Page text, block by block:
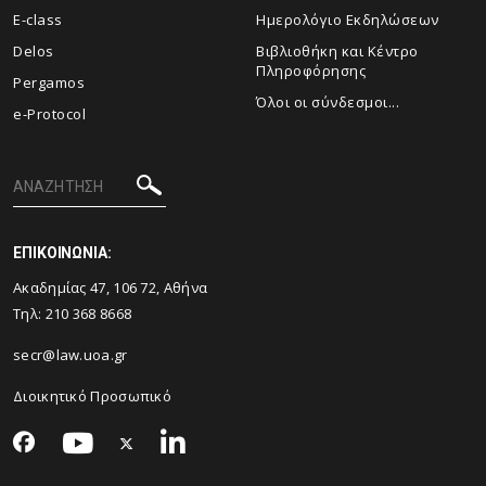
E-class
Delos
Pergamos
e-Protocol
Ημερολόγιο Εκδηλώσεων
Βιβλιοθήκη και Κέντρο
Πληροφόρησης
Όλοι οι σύνδεσμοι...
ΕΠΙΚΟΙΝΩΝΙΑ:
Ακαδημίας 47, 106 72, Αθήνα
Τηλ: 210 368 8668
secr@law.uoa.gr
Διοικητικό Προσωπικό